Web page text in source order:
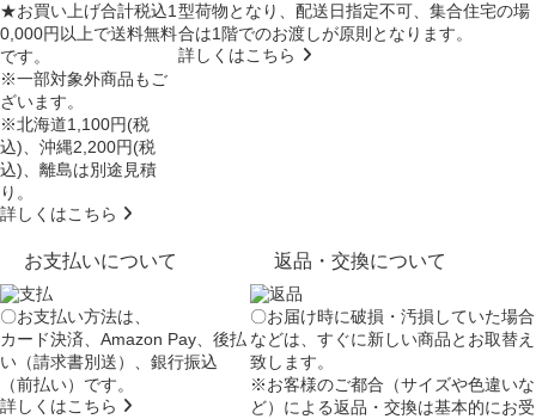
★お買い上げ合計税込1
0,000円以上で送料無料
です。
※一部対象外商品もご
ざいます。
※北海道1,100円(税
込)、沖縄2,200円(税
込)、離島は別途見積
り。
詳しくはこちら
型荷物となり、配送日指定不可、集合住宅の場
合は1階でのお渡しが原則となります。
詳しくはこちら
お支払いについて
〇お支払い方法は、
カード決済、Amazon Pay、後払
い（請求書別送）、銀行振込
（前払い）です。
詳しくはこちら
返品・交換について
〇お届け時に破損・汚損していた場合
などは、すぐに新しい商品とお取替え
致します。
※お客様のご都合（サイズや色違いな
ど）による返品・交換は基本的にお受